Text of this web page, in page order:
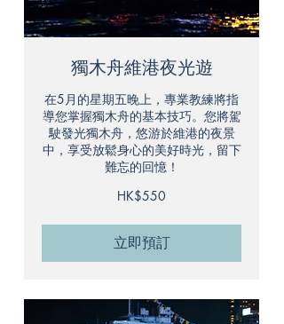
獨木舟維港夜光遊
在5月的星期五晚上，專業教練將指
導您掌握獨木舟的基本技巧。您將駕
駛發光獨木舟，悠游於維港的夜景
中，享受放鬆身心的美好時光，留下
難忘的回憶！
HK$550
立即預訂